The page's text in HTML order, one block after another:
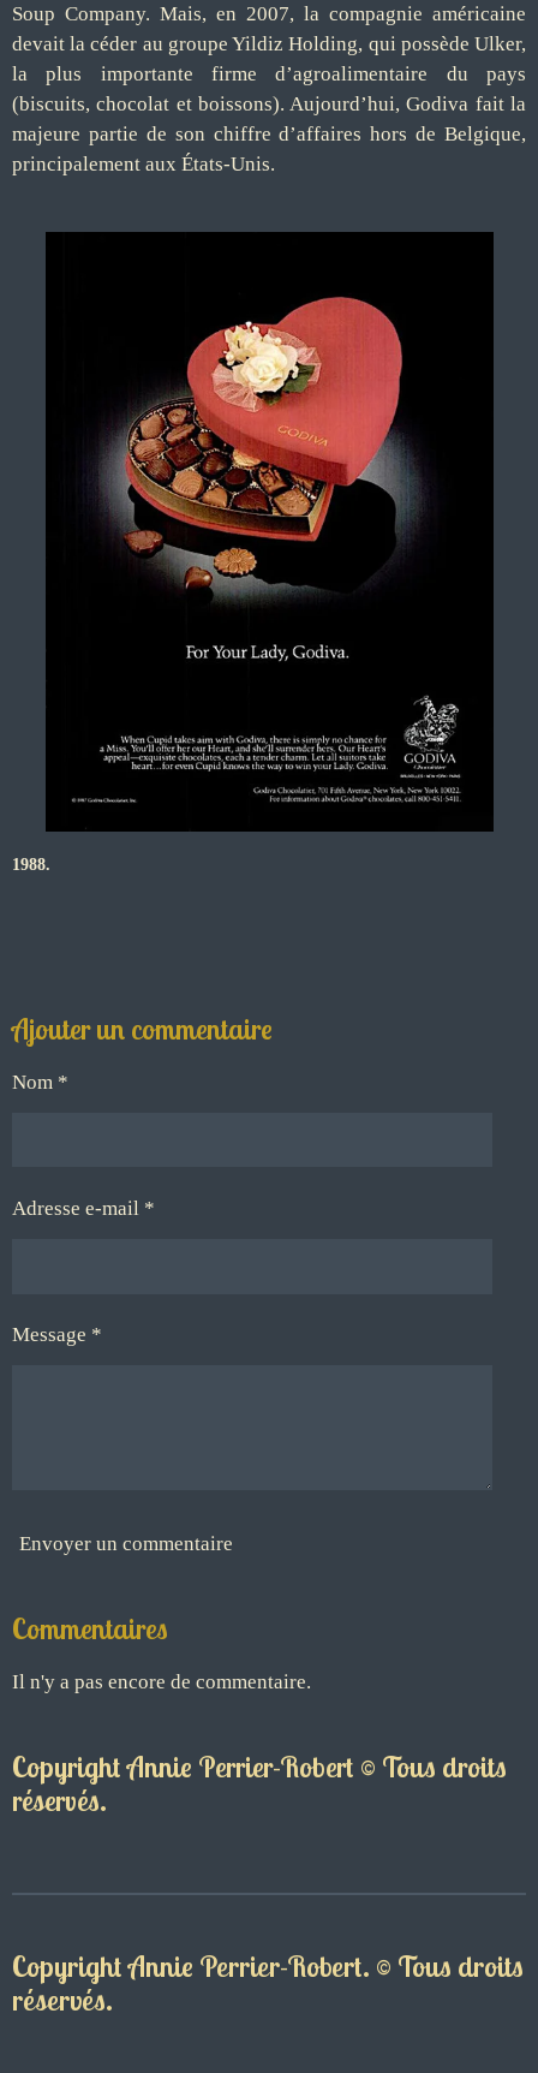
Soup Company. Mais, en 2007, la compagnie américaine
devait la céder au groupe Yildiz Holding, qui possède Ulker,
la plus importante firme d’agroalimentaire du pays
(biscuits, chocolat et boissons). Aujourd’hui, Godiva fait la
majeure partie de son chiffre d’affaires hors de Belgique,
principalement aux États-Unis.
1988.
Ajouter un commentaire
Nom *
Adresse e-mail *
Message *
Envoyer un commentaire
Commentaires
Il n'y a pas encore de commentaire.
Copyright Annie Perrier-Robert © Tous droits
réservés.
Copyright Annie Perrier-Robert. © Tous droits
réservés.